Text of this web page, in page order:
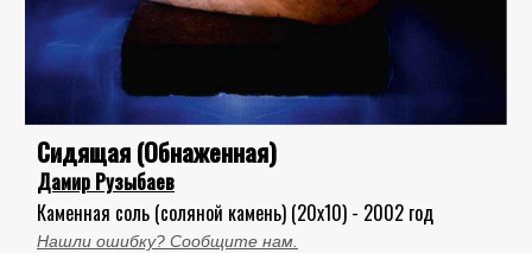
Сидящая (Обнаженная)
Дамир Рузыбаев
Каменная соль (соляной камень) (20x10) - 2002 год
Нашли ошибку? Сообщите нам.